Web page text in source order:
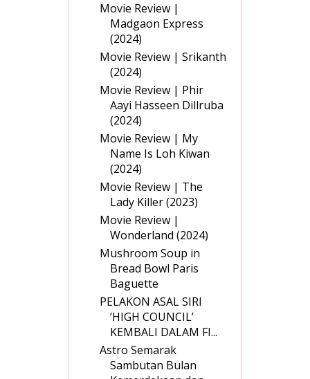
Movie Review |
Madgaon Express
(2024)
Movie Review | Srikanth
(2024)
Movie Review | Phir
Aayi Hasseen Dillruba
(2024)
Movie Review | My
Name Is Loh Kiwan
(2024)
Movie Review | The
Lady Killer (2023)
Movie Review |
Wonderland (2024)
Mushroom Soup in
Bread Bowl Paris
Baguette
PELAKON ASAL SIRI
‘HIGH COUNCIL’
KEMBALI DALAM FI...
Astro Semarak
Sambutan Bulan